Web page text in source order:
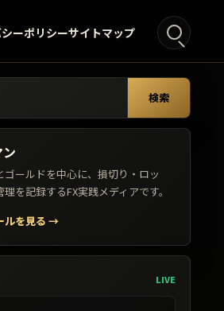
ーポリシーサイトマップ
検索
ゴールドを中心に、損切り・ロッ
理を記録するFX実践メディアです。
ルを見る →
LIVE